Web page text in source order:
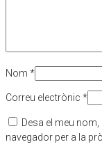
Nom *
Correu electrònic *
Desa el meu
navegador per a la